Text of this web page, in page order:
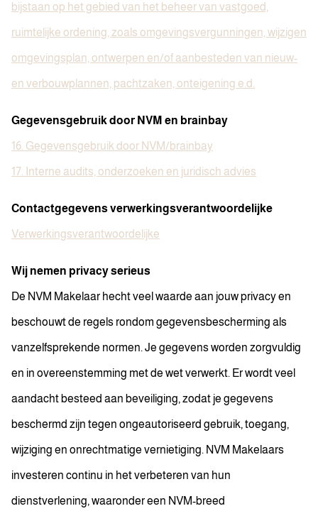
bijstaan op het gebied van het beheer van vastgoed,
ruimtelijke ordening, zoals omgevingsvergunningen, wijzigen
omgevingsplan, ontwerpen en/of aanbesteden van nieuw-
en verbouwplannen, pachtzaken, onteigening e.d.
Gegevensgebruik door NVM en brainbay
16. Gegevensgebruik door NVM/brainbay
17. Interne audits, onderzoeken en juridisch advies
Contactgegevens verwerkingsverantwoordelijke
Verwerkingsverantwoordelijke
Wij nemen privacy serieus
De NVM Makelaar hecht veel waarde aan jouw privacy en
beschouwt de regels rondom gegevensbescherming als
vanzelfsprekende normen. Je gegevens worden zorgvuldig
en in overeenstemming met de wet verwerkt. Er wordt veel
aandacht besteed aan beveiliging, zodat je gegevens
beschermd zijn tegen ongeautoriseerd gebruik, toegang,
wijziging en onrechtmatige vernietiging. NVM Makelaars
investeren continu in het verbeteren van hun
dienstverlening, waaronder een NVM-breed